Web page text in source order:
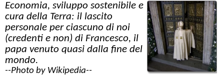
Economia, sviluppo sostenibile e
cura della Terra: il lascito
personale per ciascuno di noi
(credenti e non) di Francesco, il
papa venuto quasi dalla fine del
mondo.
--Photo by Wikipedia--